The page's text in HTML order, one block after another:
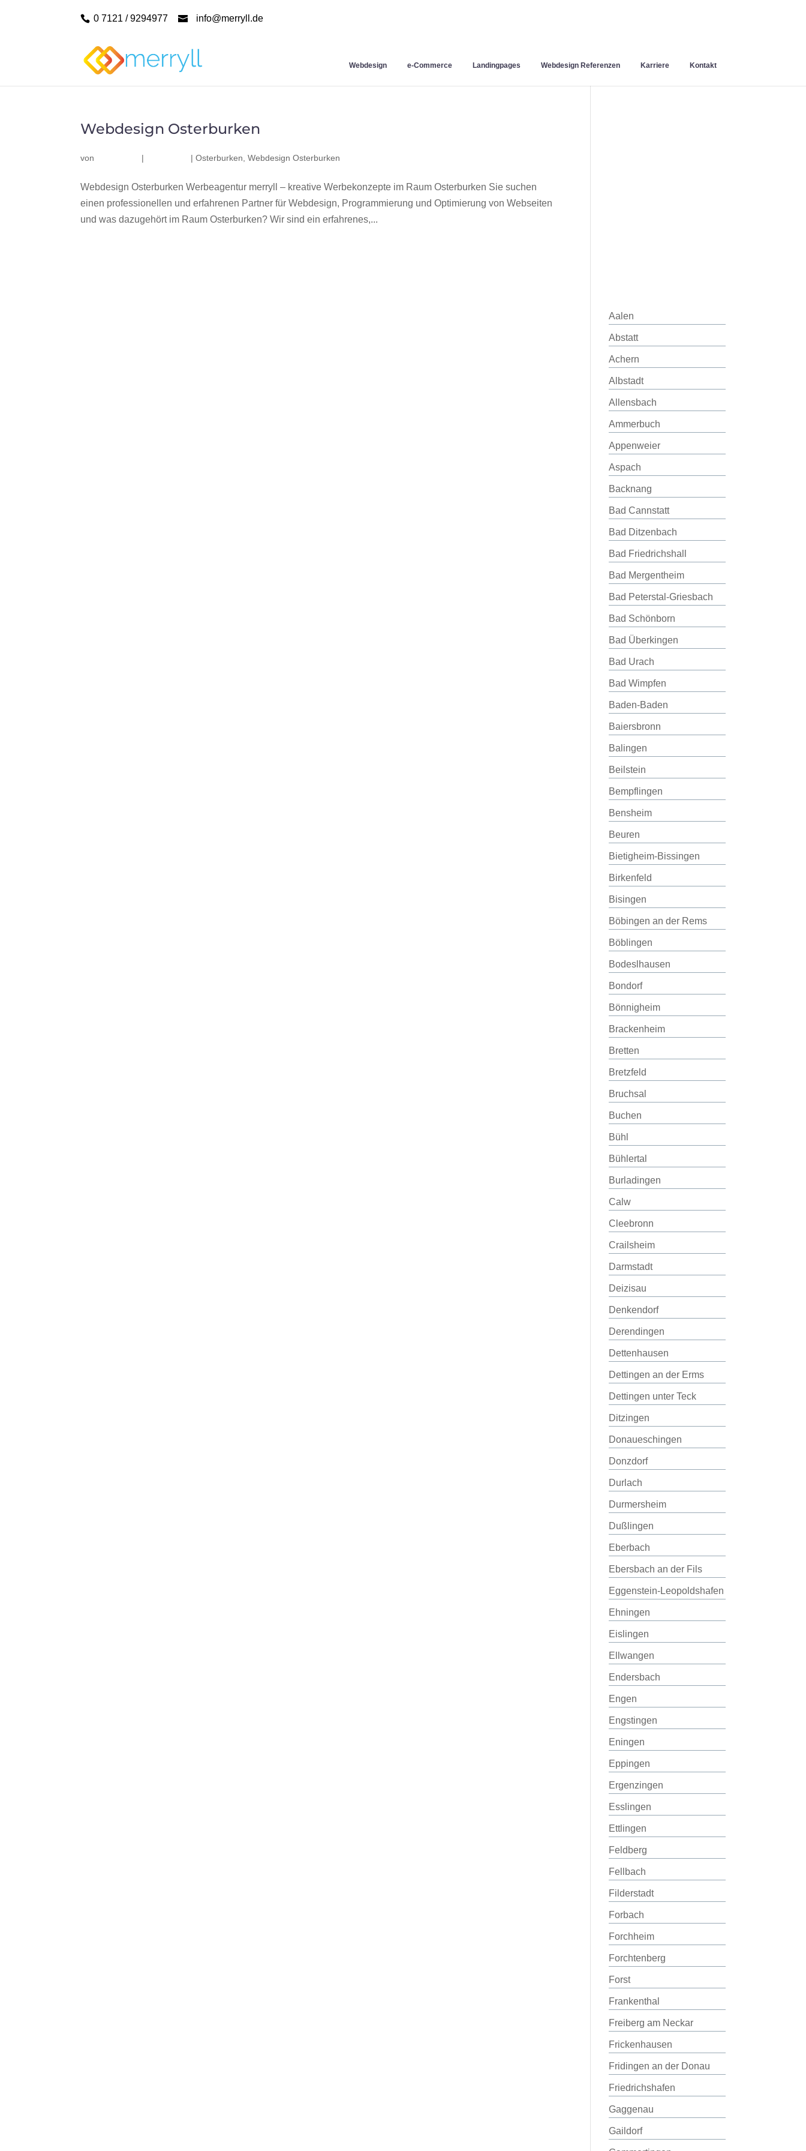
0 7121 / 9294977 info@merryll.de
Webdesign e-Commerce Landingpages Webdesign Referenzen Karriere Kontakt
Webdesign Osterburken
von | |Osterburken ,Webdesign Osterburken
Webdesign Osterburken Werbeagentur merryll – kreative Werbekonzepte im Raum Osterburken Sie suchen
einen professionellen und erfahrenen Partner für Webdesign, Programmierung und Optimierung von Webseiten
und was dazugehört im Raum Osterburken? Wir sind ein erfahrenes,...
Aalen
Abstatt
Achern
Albstadt
Allensbach
Ammerbuch
Appenweier
Aspach
Backnang
Bad Cannstatt
Bad Ditzenbach
Bad Friedrichshall
Bad Mergentheim
Bad Peterstal-Griesbach
Bad Schönborn
Bad Überkingen
Bad Urach
Bad Wimpfen
Baden-Baden
Baiersbronn
Balingen
Beilstein
Bempflingen
Bensheim
Beuren
Bietigheim-Bissingen
Birkenfeld
Bisingen
Böbingen an der Rems
Böblingen
Bodeslhausen
Bondorf
Bönnigheim
Brackenheim
Bretten
Bretzfeld
Bruchsal
Buchen
Bühl
Bühlertal
Burladingen
Calw
Cleebronn
Crailsheim
Darmstadt
Deizisau
Denkendorf
Derendingen
Dettenhausen
Dettingen an der Erms
Dettingen unter Teck
Ditzingen
Donaueschingen
Donzdorf
Durlach
Durmersheim
Dußlingen
Eberbach
Ebersbach an der Fils
Eggenstein-Leopoldshafen
Ehningen
Eislingen
Ellwangen
Endersbach
Engen
Engstingen
Eningen
Eppingen
Ergenzingen
Esslingen
Ettlingen
Feldberg
Fellbach
Filderstadt
Forbach
Forchheim
Forchtenberg
Forst
Frankenthal
Freiberg am Neckar
Frickenhausen
Fridingen an der Donau
Friedrichshafen
Gaggenau
Gaildorf